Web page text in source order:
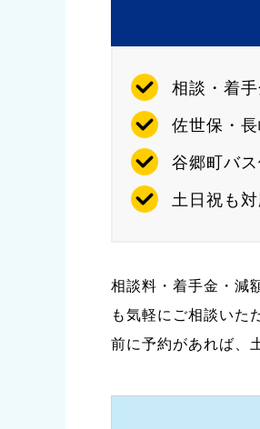
相談・着
佐世保・
谷郷町バ
土日祝も
相談料・着手金・減
も気軽にご相談いた
前に予約があれば、